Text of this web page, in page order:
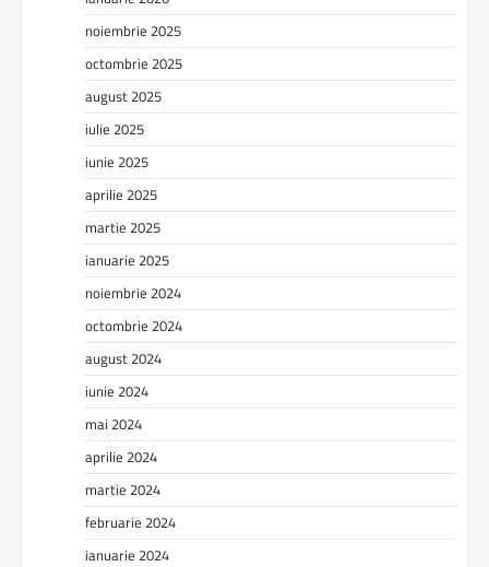
noiembrie 2025
octombrie 2025
august 2025
iulie 2025
iunie 2025
aprilie 2025
martie 2025
ianuarie 2025
noiembrie 2024
octombrie 2024
august 2024
iunie 2024
mai 2024
aprilie 2024
martie 2024
februarie 2024
ianuarie 2024